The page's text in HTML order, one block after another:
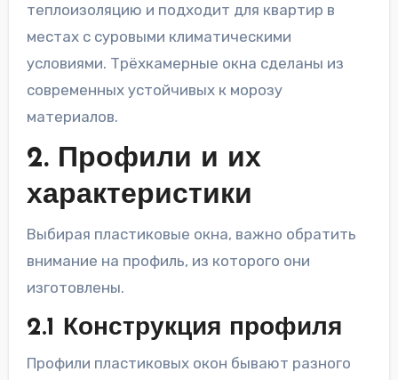
теплоизоляцию и подходит для квартир в
местах с суровыми климатическими
условиями. Трёхкамерные окна сделаны из
современных устойчивых к морозу
материалов.
2. Профили и их
характеристики
Выбирая пластиковые окна, важно обратить
внимание на профиль, из которого они
изготовлены.
2.1 Конструкция профиля
Профили пластиковых окон бывают разного